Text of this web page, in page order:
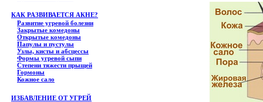
КАК РАЗВИВАЕТСЯ АКНЕ?
Развитие угревой болезни
Закрытые комедоны
Открытые комедоны
Папулы и пустулы
Узлы, кисты и абсцессы
Формы угревой сыпи
Степени тяжести прыщей
Гормоны
Кожное сало
ИЗБАВЛЕНИЕ ОТ УГРЕЙ